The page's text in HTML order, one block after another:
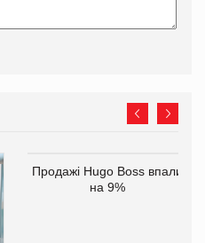
Продажі Hugo Boss впали
на 9%